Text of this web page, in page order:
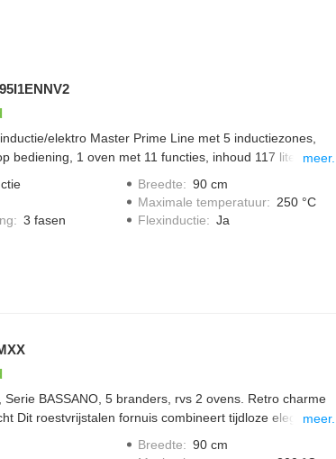
elektro Master Prime Line met 5 inductiezones,
bediening, 1 oven met 11 functies, inhoud 117 liter, 1 luxe
met draadrooster, draaiknoppen en digitale
druktoetsen.
meer...
: 3 fasen
Breedte: 90 cm
Maximale temperatuur: 250 °C
Flexinductie: Ja
Serie BASSANO, 5 branders, rvs 2 ovens. Retro charme
Dit roestvrijstalen fornuis combineert tijdloze elegantie
vijf gasbranders, waaronder een krachtige dubbele
meer...
Breedte: 90 cm